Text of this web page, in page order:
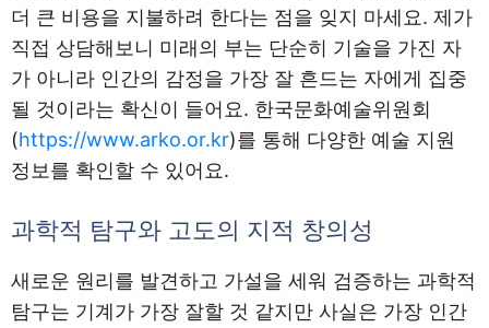
더 큰 비용을 지불하려 한다는 점을 잊지 마세요. 제가
직접 상담해보니 미래의 부는 단순히 기술을 가진 자
가 아니라 인간의 감정을 가장 잘 흔드는 자에게 집중
될 것이라는 확신이 들어요. 한국문화예술위원회
(https://www.arko.or.kr)를 통해 다양한 예술 지원
정보를 확인할 수 있어요.
과학적 탐구와 고도의 지적 창의성
새로운 원리를 발견하고 가설을 세워 검증하는 과학적
탐구는 기계가 가장 잘할 것 같지만 사실은 가장 인간